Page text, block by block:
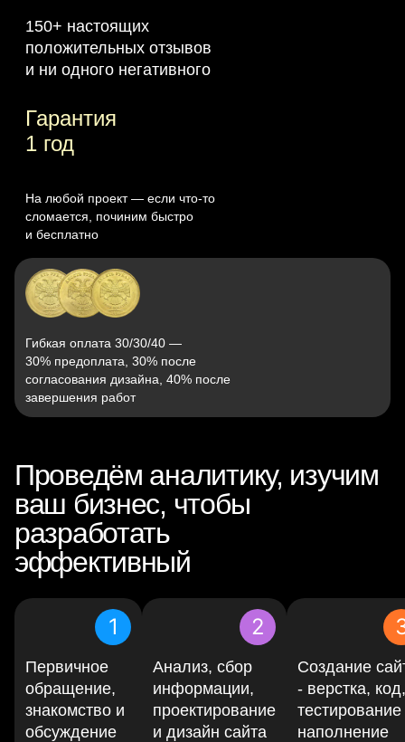
150+ настоящих
положительных отзывов
и ни одного негативного
Гарантия
1 год
На любой проект — если что‑то
сломается, починим быстро
и бесплатно
Гибкая оплата 30/30/40 —
30% предоплата, 30% после
согласования дизайна, 40% после
завершения работ
Проведём аналитику, изучим
ваш бизнес, чтобы
разработать
эффективный
сайт
1
Первичное
обращение,
знакомство и
обсуждение
2
Анализ, сбор
информации,
проектирование
и дизайн сайта
Создание
- верстка, код,
тестирование
наполнение